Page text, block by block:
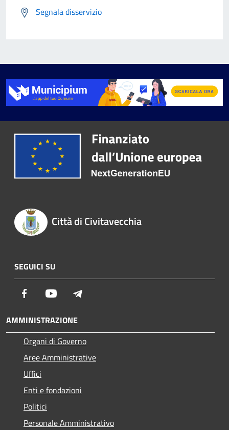
Segnala disservizio
Città di Civitavecchia
SEGUICI SU
Facebook Youtube
AMMINISTRAZIONE
Organi di Governo
Aree Amministrative
Uffici
Enti e fondazioni
Politici
Personale Amministrativo